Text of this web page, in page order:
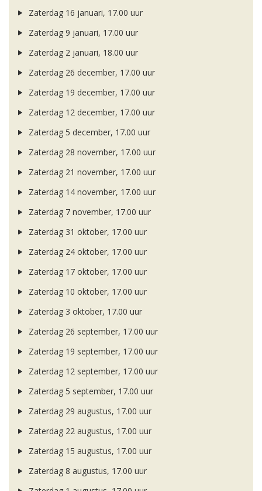
Zaterdag 16 januari, 17.00 uur
Zaterdag 9 januari, 17.00 uur
Zaterdag 2 januari, 18.00 uur
Zaterdag 26 december, 17.00 uur
Zaterdag 19 december, 17.00 uur
Zaterdag 12 december, 17.00 uur
Zaterdag 5 december, 17.00 uur
Zaterdag 28 november, 17.00 uur
Zaterdag 21 november, 17.00 uur
Zaterdag 14 november, 17.00 uur
Zaterdag 7 november, 17.00 uur
Zaterdag 31 oktober, 17.00 uur
Zaterdag 24 oktober, 17.00 uur
Zaterdag 17 oktober, 17.00 uur
Zaterdag 10 oktober, 17.00 uur
Zaterdag 3 oktober, 17.00 uur
Zaterdag 26 september, 17.00 uur
Zaterdag 19 september, 17.00 uur
Zaterdag 12 september, 17.00 uur
Zaterdag 5 september, 17.00 uur
Zaterdag 29 augustus, 17.00 uur
Zaterdag 22 augustus, 17.00 uur
Zaterdag 15 augustus, 17.00 uur
Zaterdag 8 augustus, 17.00 uur